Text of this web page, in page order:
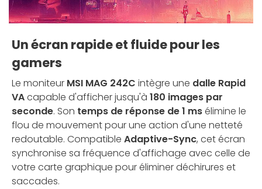
Un écran rapide et fluide pour les
gamers
Le moniteur MSI MAG 242C intègre une dalle Rapid
VAcapable d'afficher jusqu'à 180 images par
seconde. Son temps de réponse de 1 msélimine le
flou de mouvement pour une action d'une netteté
redoutable. Compatible Adaptive-Sync, cet écran
synchronise sa fréquence d'affichage avec celle de
votre carte graphique pour éliminer déchirures et
saccades.